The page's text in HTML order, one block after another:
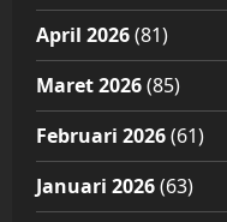
April 2026(81)
Maret 2026(85)
Februari 2026(61)
Januari 2026(63)